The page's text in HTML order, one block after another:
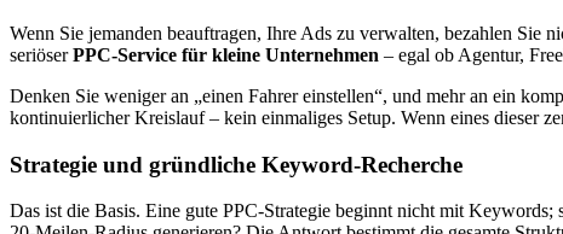
Wenn Sie jemanden beauftragen, Ihre Ads zu verwalten, bezahlen Sie
seriöserPPC-Service für kleine Unternehmen – egal ob Agentur,
Denken Sie weniger an „einen Fahrer einstellen“, und mehr an ein
kontinuierlicher Kreislauf – kein einmaliges Setup. Wenn eines dieser
Strategie und gründliche Keyword-Recherche
Das ist die Basis. Eine gute PPC-Strategie beginnt nicht mit